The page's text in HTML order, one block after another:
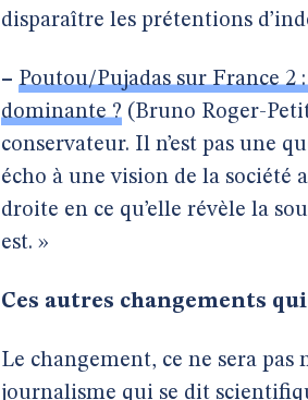
disparaître les prétentions
– Poutou/Pujadas sur France 2
dominante ? (Bruno Roger-
conservateur. Il n’est pas une
écho à une vision de la
droite en ce qu’elle révèle la
est. »
Ces autres changements
Le changement, ce ne sera
journalisme qui se dit